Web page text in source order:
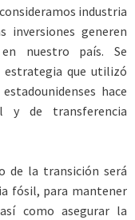
industria
inversiones generen
nuestro país. Se
que utilizó
hace
y de transferencia
de la transición será
fósil, para mantener
como asegurar la